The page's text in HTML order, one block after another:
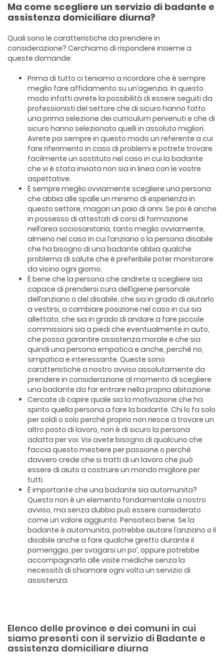
Ma come scegliere un servizio di badante e
assistenza domiciliare diurna?
Quali sono le caratteristiche da prendere in
considerazione? Cerchiamo di rispondere insieme a
queste domande:
Prima di tutto ci teniamo a ricordare che è sempre
meglio fare affidamento su un’agenzia. In questo
modo infatti avrete la possibilità di essere seguiti da
professionisti del settore che di sicuro hanno fatto
una prima selezione dei curriculum pervenuti e che di
sicuro hanno selezionato quelli in assoluto migliori.
Avrete poi sempre in questo modo un referente a cui
fare riferimento in caso di problemi e potrete trovare
facilmente un sostituto nel caso in cui la badante
che vi è stata inviata non sia in linea con le vostre
aspettative.
È sempre meglio ovviamente scegliere una persona
che abbia alle spalle un minimo di esperienza in
questo settore, magari un paio di anni. Se poi è anche
in possesso di attestati di corsi di formazione
nell’area sociosanitaria, tanto meglio ovviamente,
almeno nel caso in cui l’anziano o la persona disabile
che ha bisogno di una badante abbia qualche
problema di salute che è preferibile poter monitorare
da vicino ogni giorno.
È bene che la persona che andrete a scegliere sia
capace di prendersi cura dell’igiene personale
dell’anziano o del disabile, che sia in grado di aiutarlo
a vestirsi, a cambiare posizione nel caso in cui sia
allettato, che sia in grado di andare a fare piccole
commissioni sia a piedi che eventualmente in auto,
che possa garantire assistenza morale e che sia
quindi una persona empatica e anche, perché no,
simpatica e interessante. Queste sono
caratteristiche a nostro avviso assolutamente da
prendere in considerazione al momento di scegliere
una badante da far entrare nella propria abitazione.
Cercate di capire quale sia la motivazione che ha
spinto quella persona a fare la badante. Chi lo fa solo
per soldi o solo perché proprio non riesce a trovare un
altro posto di lavoro, non è di sicuro la persona
adatta per voi. Voi avete bisogno di qualcuno che
faccia questo mestiere per passione o perché
davvero crede che si tratti di un lavoro che può
essere di aiuto a costruire un mondo migliore per
tutti.
È importante che una badante sia automunita?
Questo non è un elemento fondamentale a nostro
avviso, ma senza dubbio può essere considerato
come un valore aggiunto. Pensateci bene. Se la
badante è automunita, potrebbe aiutare l’anziano o il
disabile anche a fare qualche giretto durante il
pomeriggio, per svagarsi un po’, oppure potrebbe
accompagnarlo alle visite mediche senza la
necessità di chiamare ogni volta un servizio di
assistenza.
Elenco delle province e dei comuni in cui
siamo presenti con il servizio di Badante e
assistenza domiciliare diurna